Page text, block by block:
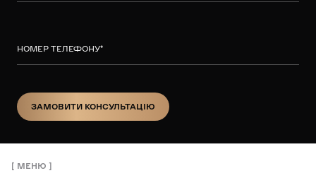
НОМЕР ТЕЛЕФОНУ*
ЗАМОВИТИ КОНСУЛЬТАЦІЮ
МЕНЮ